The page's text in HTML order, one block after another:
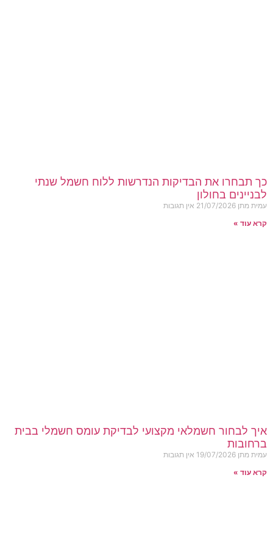
כך תבחרו את הבדיקות הנדרשות ללוח חשמל שנתי
לבניינים בחולון
עמית מתן 21/07/2026 אין תגובות
קרא עוד »
איך לבחור חשמלאי מקצועי לבדיקת עומס חשמלי בבית
ברחובות
עמית מתן 19/07/2026 אין תגובות
קרא עוד »